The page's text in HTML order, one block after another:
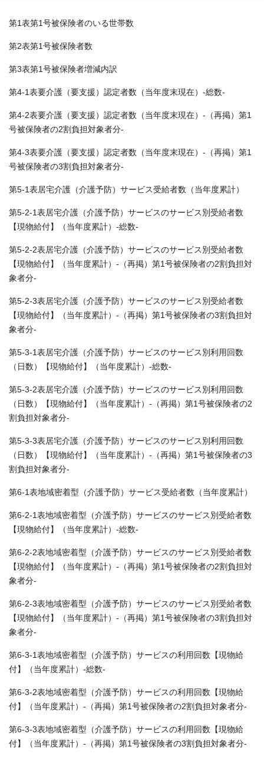
第1表第1号被保険者のいる世帯数
第2表第1号被保険者数
第3表第1号被保険者増減内訳
第4-1表要介護（要支援）認定者数（当年度末現在）-総数-
第4-2表要介護（要支援）認定者数（当年度末現在）-（再掲）第1
号被保険者の2割負担対象者分-
第4-3表要介護（要支援）認定者数（当年度末現在）-（再掲）第1
号被保険者の3割負担対象者分-
第5-1表居宅介護（介護予防）サービス受給者数（当年度累計）
第5-2-1表居宅介護（介護予防）サービスのサービス別受給者数
【現物給付】（当年度累計）-総数-
第5-2-2表居宅介護（介護予防）サービスのサービス別受給者数
【現物給付】（当年度累計）-（再掲）第1号被保険者の2割負担対
象者分-
第5-2-3表居宅介護（介護予防）サービスのサービス別受給者数
【現物給付】（当年度累計）-（再掲）第1号被保険者の3割負担対
象者分-
第5-3-1表居宅介護（介護予防）サービスのサービス別利用回数
（日数）【現物給付】（当年度累計）-総数-
第5-3-2表居宅介護（介護予防）サービスのサービス別利用回数
（日数）【現物給付】（当年度累計）-（再掲）第1号被保険者の2
割負担対象者分-
第5-3-3表居宅介護（介護予防）サービスのサービス別利用回数
（日数）【現物給付】（当年度累計）-（再掲）第1号被保険者の3
割負担対象者分-
第6-1表地域密着型（介護予防）サービス受給者数（当年度累計）
第6-2-1表地域密着型（介護予防）サービスのサービス別受給者数
【現物給付】（当年度累計）-総数-
第6-2-2表地域密着型（介護予防）サービスのサービス別受給者数
【現物給付】（当年度累計）-（再掲）第1号被保険者の2割負担対
象者分-
第6-2-3表地域密着型（介護予防）サービスのサービス別受給者数
【現物給付】（当年度累計）-（再掲）第1号被保険者の3割負担対
象者分-
第6-3-1表地域密着型（介護予防）サービスの利用回数【現物給
付】（当年度累計）-総数-
第6-3-2表地域密着型（介護予防）サービスの利用回数【現物給
付】（当年度累計）-（再掲）第1号被保険者の2割負担対象者分-
第6-3-3表地域密着型（介護予防）サービスの利用回数【現物給
付】（当年度累計）-（再掲）第1号被保険者の3割負担対象者分-